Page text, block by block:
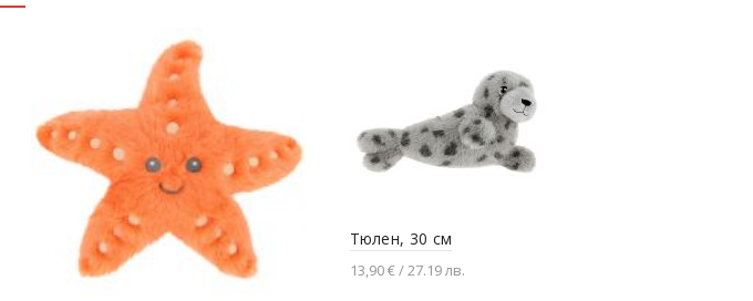
Тюлен, 30 см
13,90 € / 27.19 лв.